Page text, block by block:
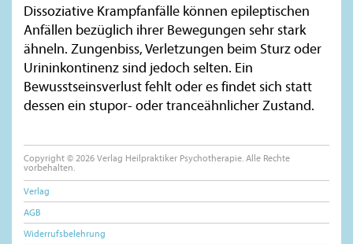
Dissoziative Krampfanfälle können epileptischen
Anfällen bezüglich ihrer Bewegungen sehr stark
ähneln. Zungenbiss, Verletzungen beim Sturz oder
Urininkontinenz sind jedoch selten. Ein
Bewusstseinsverlust fehlt oder es findet sich statt
dessen ein stupor- oder tranceähnlicher Zustand.
Copyright © 2026 Verlag Heilpraktiker Psychotherapie. Alle Rechte
vorbehalten.
Verlag
AGB
Widerrufsbelehrung